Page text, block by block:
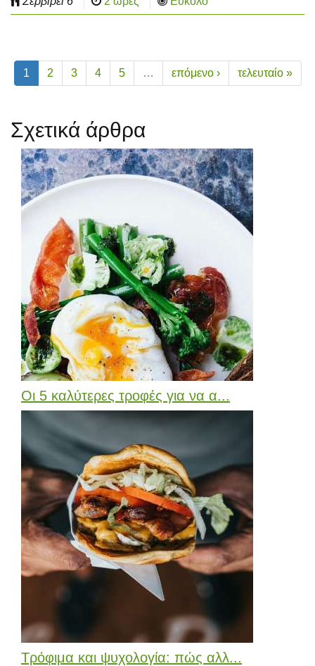
1 2 3 4 5 … επόμενο › τελευταίο »
Σχετικά άρθρα
Οι 5 καλύτερες τροφές για να α...
Τρόφιμα και ψυχολογία: πώς αλλ...